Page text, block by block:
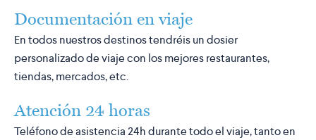
Documentación en viaje
En todos nuestros destinos tendréis un dosier
personalizado de viaje con los mejores restaurantes,
tiendas, mercados, etc.
Atención 24 horas
Teléfono de asistencia 24h durante todo el viaje, tanto en